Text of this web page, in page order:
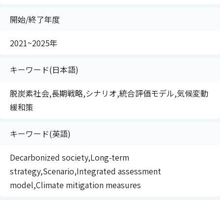
開始/終了年度
2021~2025年
キーワード(日本語)
脱炭素社会,長期戦略,シナリオ,統合評価モデル,気候変動
緩和策
キーワード(英語)
Decarbonized society,Long-term
strategy,Scenario,Integrated assessment
model,Climate mitigation measures